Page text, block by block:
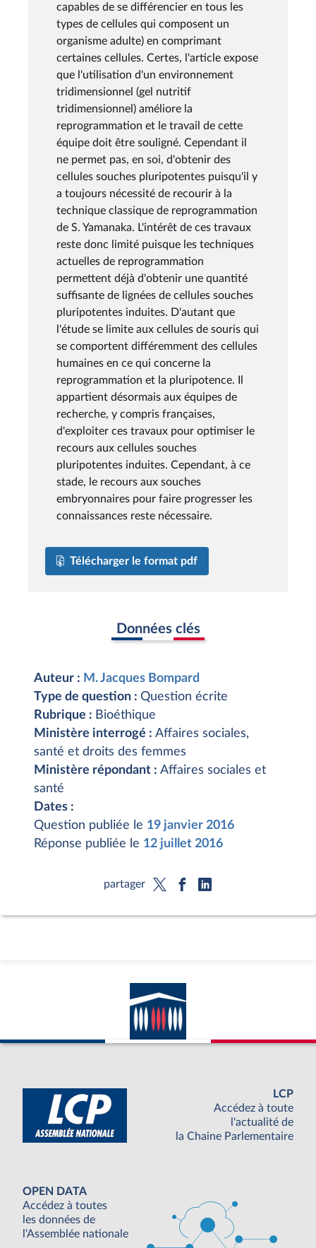
capables de se différencier en tous les
types de cellules qui composent un
organisme adulte) en comprimant
certaines cellules. Certes, l'article expose
que l'utilisation d'un environnement
tridimensionnel (gel nutritif
tridimensionnel) améliore la
reprogrammation et le travail de cette
équipe doit être souligné. Cependant il
ne permet pas, en soi, d'obtenir des
cellules souches pluripotentes puisqu'il y
a toujours nécessité de recourir à la
technique classique de reprogrammation
de S. Yamanaka. L'intérêt de ces travaux
reste donc limité puisque les techniques
actuelles de reprogrammation
permettent déjà d'obtenir une quantité
suffisante de lignées de cellules souches
pluripotentes induites. D'autant que
l'étude se limite aux cellules de souris qui
se comportent différemment des cellules
humaines en ce qui concerne la
reprogrammation et la pluripotence. Il
appartient désormais aux équipes de
recherche, y compris françaises,
d'exploiter ces travaux pour optimiser le
recours aux cellules souches
pluripotentes induites. Cependant, à ce
stade, le recours aux souches
embryonnaires pour faire progresser les
connaissances reste nécessaire.
Télécharger le format pdf
Données clés
Auteur : M. Jacques Bompard
Type de question : Question écrite
Rubrique : Bioéthique
Ministère interrogé : Affaires sociales,
santé et droits des femmes
Ministère répondant : Affaires sociales et
santé
Dates :
Question publiée le 19 janvier 2016
Réponse publiée le 12 juillet 2016
partager
LCP
Accédez à toute
l'actualité de
la Chaine Parlementaire
OPEN DATA
Accédez à toutes
les données de
l'Assemblée nationale